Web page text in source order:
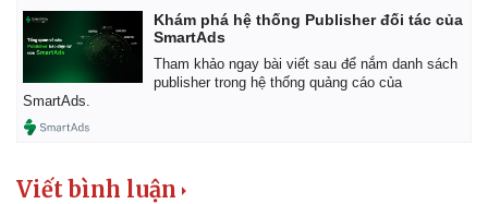
Khám phá hệ thống Publisher đối tác của
SmartAds
Tham khảo ngay bài viết sau để nắm danh sách
publisher trong hệ thống quảng cáo của
SmartAds.
Viết bình luận